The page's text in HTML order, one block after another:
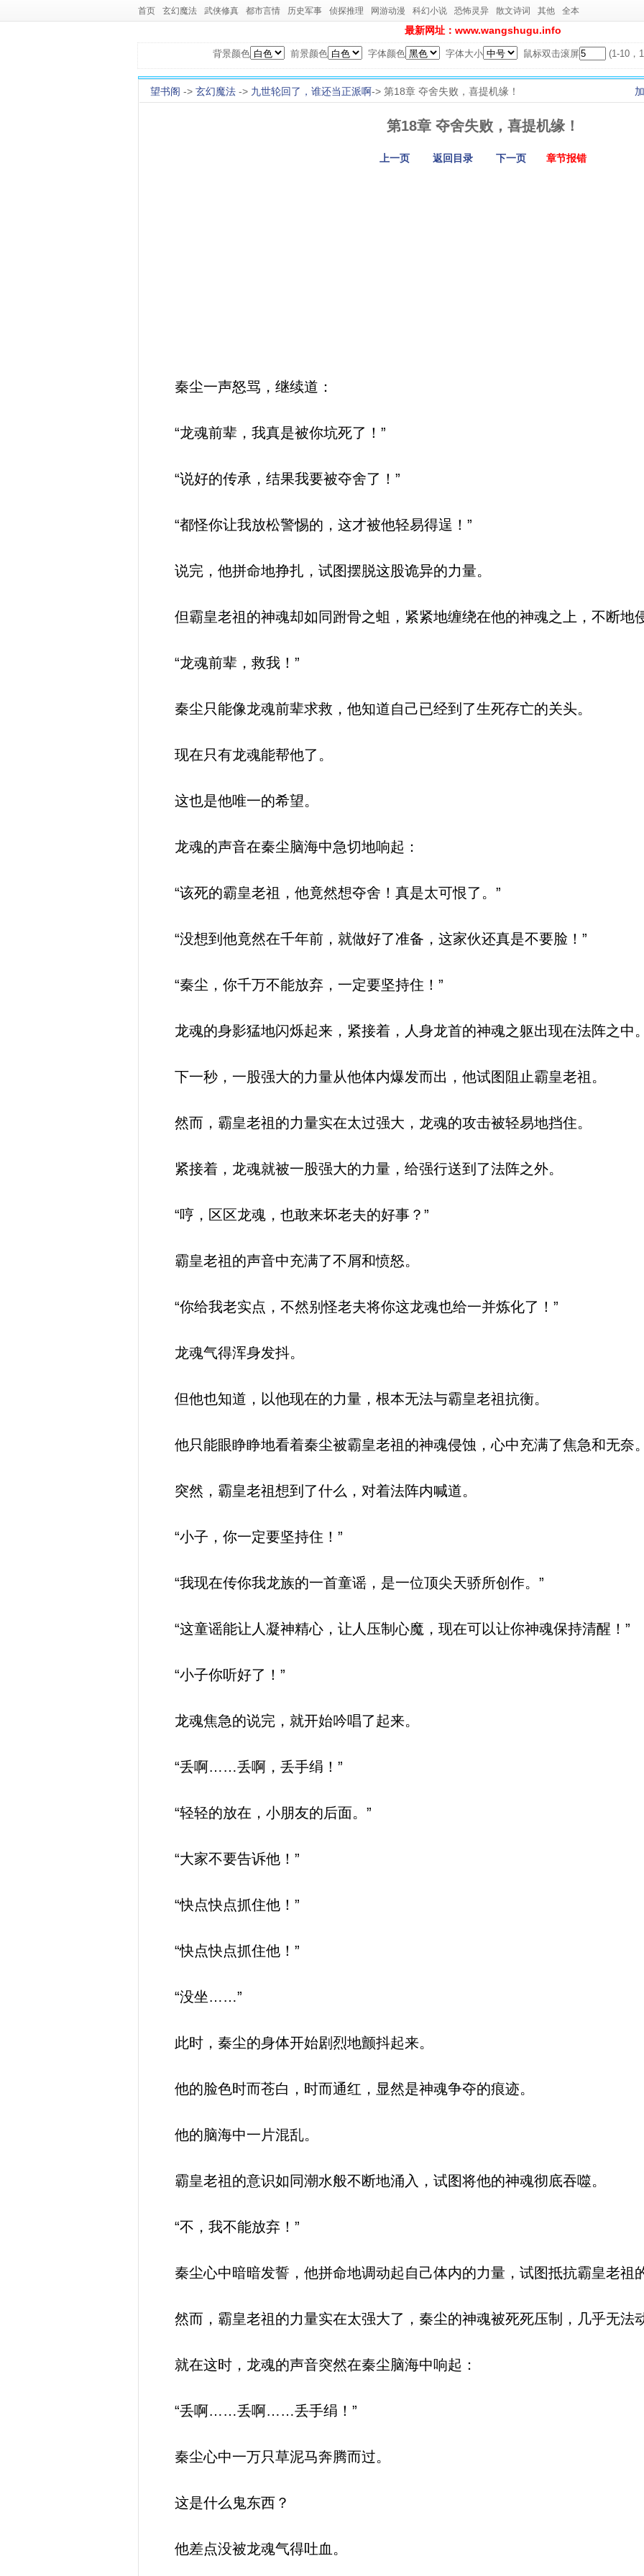
首页 玄幻魔法 武侠修真 都市言情 历史军事 侦探推理 网游动漫 科幻小说 恐怖灵异 散文诗词 其他 全本
最新网址：www.wangshugu.info
背景颜色 前景颜色 字体颜色 字体大小 鼠标双击滚屏 (1-10，
望书阁 -> 玄幻魔法 -> 九世轮回了，谁还当正派啊-> 第18章 夺舍失败，喜提机缘！
第18章 夺舍失败，喜提机缘！
上一页 返回目录 下一页 章节报错
秦尘一声怒骂，继续道：
“龙魂前辈，我真是被你坑死了！”
“说好的传承，结果我要被夺舍了！”
“都怪你让我放松警惕的，这才被他轻易得逞！”
说完，他拼命地挣扎，试图摆脱这股诡异的力量。
但霸皇老祖的神魂却如同跗骨之蛆，紧紧地缠绕在他的神魂之上，不断地
“龙魂前辈，救我！”
秦尘只能像龙魂前辈求救，他知道自己已经到了生死存亡的关头。
现在只有龙魂能帮他了。
这也是他唯一的希望。
龙魂的声音在秦尘脑海中急切地响起：
“该死的霸皇老祖，他竟然想夺舍！真是太可恨了。”
“没想到他竟然在千年前，就做好了准备，这家伙还真是不要脸！”
“秦尘，你千万不能放弃，一定要坚持住！”
龙魂的身影猛地闪烁起来，紧接着，人身龙首的神魂之躯出现在法阵之中
下一秒，一股强大的力量从他体内爆发而出，他试图阻止霸皇老祖。
然而，霸皇老祖的力量实在太过强大，龙魂的攻击被轻易地挡住。
紧接着，龙魂就被一股强大的力量，给强行送到了法阵之外。
“哼，区区龙魂，也敢来坏老夫的好事？”
霸皇老祖的声音中充满了不屑和愤怒。
“你给我老实点，不然别怪老夫将你这龙魂也给一并炼化了！”
龙魂气得浑身发抖。
但他也知道，以他现在的力量，根本无法与霸皇老祖抗衡。
他只能眼睁睁地看着秦尘被霸皇老祖的神魂侵蚀，心中充满了焦急和无奈
突然，霸皇老祖想到了什么，对着法阵内喊道。
“小子，你一定要坚持住！”
“我现在传你我龙族的一首童谣，是一位顶尖天骄所创作。”
“这童谣能让人凝神精心，让人压制心魔，现在可以让你神魂保持清醒！”
“小子你听好了！”
龙魂焦急的说完，就开始吟唱了起来。
“丢啊……丢啊，丢手绢！”
“轻轻的放在，小朋友的后面。”
“大家不要告诉他！”
“快点快点抓住他！”
“快点快点抓住他！”
“没坐……”
此时，秦尘的身体开始剧烈地颤抖起来。
他的脸色时而苍白，时而通红，显然是神魂争夺的痕迹。
他的脑海中一片混乱。
霸皇老祖的意识如同潮水般不断地涌入，试图将他的神魂彻底吞噬。
“不，我不能放弃！”
秦尘心中暗暗发誓，他拼命地调动起自己体内的力量，试图抵抗霸皇老祖
然而，霸皇老祖的力量实在太强大了，秦尘的神魂被死死压制，几乎无法
就在这时，龙魂的声音突然在秦尘脑海中响起：
“丢啊……丢啊……丢手绢！”
秦尘心中一万只草泥马奔腾而过。
这是什么鬼东西？
他差点没被龙魂气得吐血。